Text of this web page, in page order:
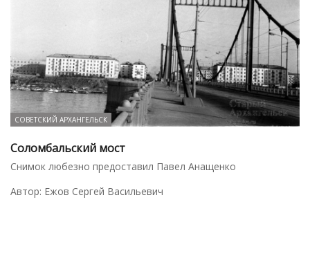
СОВЕТСКИЙ АРХАНГЕЛЬСК
Соломбальский мост
Снимок любезно предоставил Павел Анащенко
Автор: Ежов Сергей Васильевич